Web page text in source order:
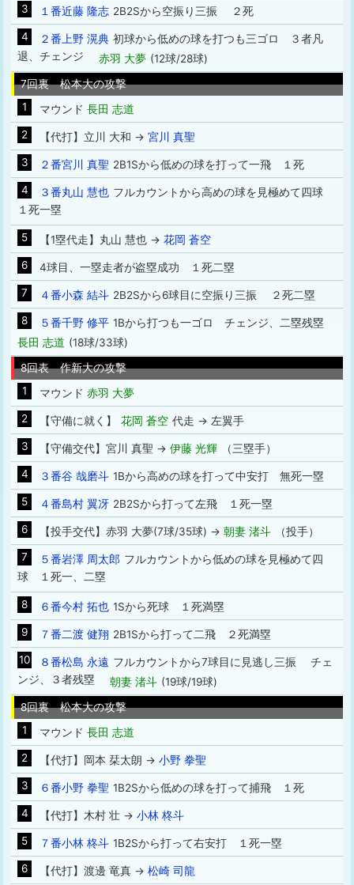
3
１番近藤 隆志 2B2Sから空振り三振 ２死
4
２番上野 滉典 初球から低めの球を打つも三ゴロ ３者凡
退、チェンジ 赤羽 大夢 (12球/28球)
7回裏 松本大の攻撃
1
マウンド 長田 志道
2
【代打】立川 大和 → 宮川 真聖
3
２番宮川 真聖 2B1Sから低めの球を打って一飛 １死
4
３番丸山 慧也 フルカウントから高めの球を見極めて四球
１死一塁
5 【1塁代走】丸山 慧也 → 花岡 蒼空
6
4球目、一塁走者が盗塁成功 １死二塁
7
４番小森 結斗 2B2Sから6球目に空振り三振 ２死二塁
8
５番千野 修平 1Bから打つも一ゴロ チェンジ、二塁残塁
長田 志道 (18球/33球)
8回表 作新大の攻撃
1
マウンド 赤羽 大夢
2
【守備に就く】 花岡 蒼空 代走 → 左翼手
3
【守備交代】宮川 真聖 → 伊藤 光輝
（三塁手）
4
３番谷 哉磨斗 1Bから高めの球を打って中安打 無死一塁
5
４番島村 翼冴 2B2Sから打って左飛 １死一塁
6
【投手交代】赤羽 大夢(7球/35球) → 朝妻 渚斗
（投手）
7
５番岩澤 周太郎 フルカウントから低めの球を見極めて四
球 １死一、二塁
8 ６番今村 拓也 1Sから死球 １死満塁
9
７番二渡 健翔 2B1Sから打って二飛 ２死満塁
10
８番松島 永遠 フルカウントから7球目に見逃し三振 チェ
ンジ、３者残塁 朝妻 渚斗 (19球/19球)
8回裏 松本大の攻撃
1
マウンド 長田 志道
2
【代打】岡本 栞太朗 → 小野 拳聖
3
６番小野 拳聖 1B2Sから低めの球を打って捕飛 １死
4
【代打】木村 壮 → 小林 柊斗
5
７番小林 柊斗 1B2Sから打って右安打 １死一塁
6
【代打】渡邊 竜真 → 松崎 司龍